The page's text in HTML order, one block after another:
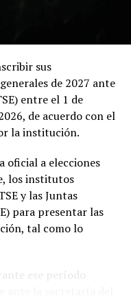
reciente del
a las perspectivas
reducción de la
al país como un
y el turismo.
ante
de una visión
que reiteró el
del TPS.
primera mano la
que impactan
local. Ulloa
sus
de 2027 ante
entre el 1 de
de acuerdo con el
la institución.
oficial a elecciones
los institutos
y las Juntas
para presentar las
tal como lo
ese período